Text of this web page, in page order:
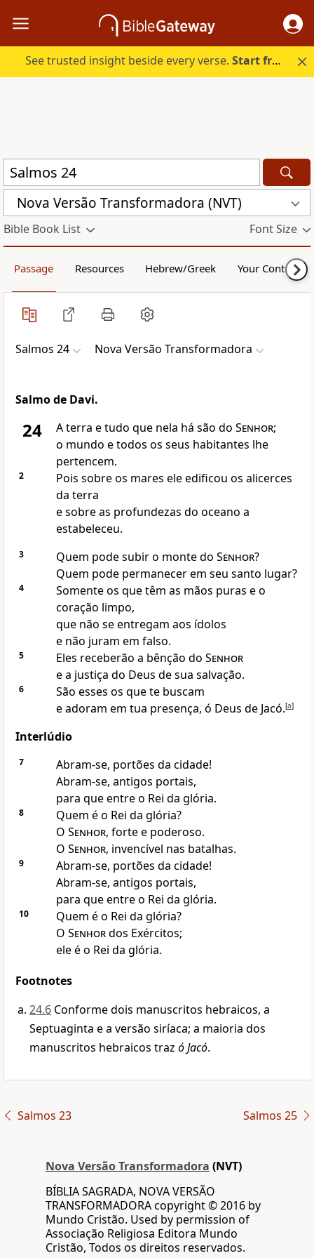
See trusted insight beside every verse.Start free.
Nova Versão Transformadora (NVT)
Bible Book List Font Size
Passage Resources Hebrew/Greek Your Content
Salmos 24 Nova Versão Transformadora
Salmo de Davi.
24 A terra e tudo que nela há são do Senhor;
o mundo e todos os seus habitantes lhe
pertencem.
2
Pois sobre os mares ele edificou os alicerces
da terra
e sobre as profundezas do oceano a
estabeleceu.
3 Quem pode subir o monte do Senhor?
Quem pode permanecer em seu santo lugar?
4
Somente os que têm as mãos puras e o
coração limpo,
que não se entregam aos ídolos
e não juram em falso.
5 Eles receberão a bênção do Senhor
e a justiça do Deus de sua salvação.
6
São esses os que te buscam
e adoram em tua presença, ó Deus de Jacó.[a]
Interlúdio
7
Abram-se, portões da cidade!
Abram-se, antigos portais,
para que entre o Rei da glória.
8
Quem é o Rei da glória?
O Senhor, forte e poderoso.
O Senhor, invencível nas batalhas.
9
Abram-se, portões da cidade!
Abram-se, antigos portais,
para que entre o Rei da glória.
10
Quem é o Rei da glória?
O Senhordos Exércitos;
ele é o Rei da glória.
Footnotes
24.6 Conforme dois manuscritos hebraicos, a
Septuaginta e a versão siríaca; a maioria dos
manuscritos hebraicos traz ó Jacó.
Salmos 23 Salmos 25
Nova Versão Transformadora (NVT)
BÍBLIA SAGRADA, NOVA VERSÃO
TRANSFORMADORA copyright © 2016 by
Mundo Cristão. Used by permission of
Associação Religiosa Editora Mundo
Cristão, Todos os direitos reservados.